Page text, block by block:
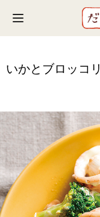
Toggle navigation
いかとブロッコ